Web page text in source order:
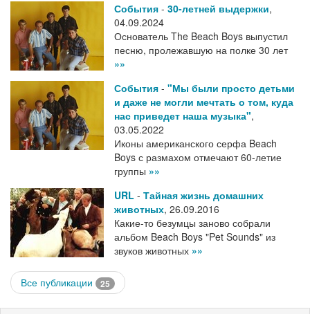
События - 30-летней выдержки,
04.09.2024
Основатель The Beach Boys выпустил
песню, пролежавшую на полке 30 лет
»»
События - "Мы были просто детьми
и даже не могли мечтать о том, куда
нас приведет наша музыка",
03.05.2022
Иконы американского серфа Beach
Boys с размахом отмечают 60-летие
группы »»
URL - Тайная жизнь домашних
животных, 26.09.2016
Какие-то безумцы заново собрали
альбом Beach Boys "Pet Sounds" из
звуков животных »»
Все публикации 25